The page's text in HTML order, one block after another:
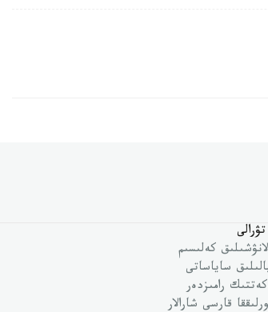
كەلىسىم
ساياساتى
رامىزدەر
قارسى شارالار